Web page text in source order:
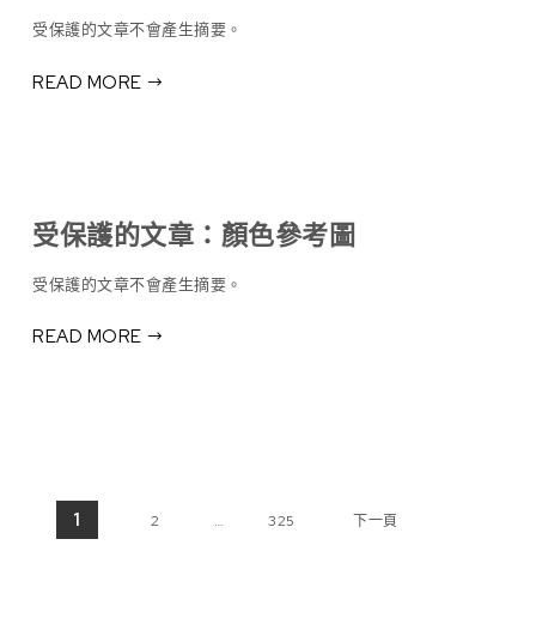
受保護的文章不會產生摘要。
READ MORE
受保護的文章：顏色參考圖
受保護的文章不會產生摘要。
READ MORE
文章分頁
1 2 … 325 下一頁